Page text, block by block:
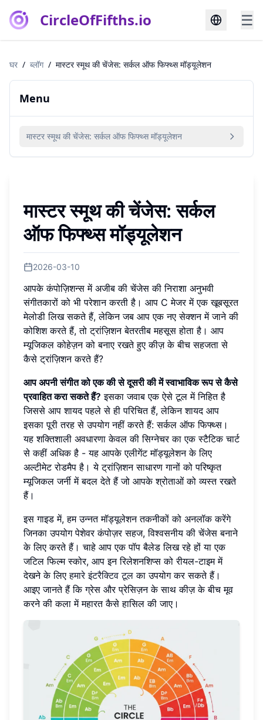
CircleOfFifths.io ☰
घर / ब्लॉग / मास्टर स्मूथ की चेंजेस: सर्कल ऑफ फिफ्थ्स मॉड्यूलेशन
Menu
मास्टर स्मूथ की चेंजेस: सर्कल ऑफ फिफ्थ्स मॉड्यूलेशन
मास्टर स्मूथ की चेंजेस: सर्कल
ऑफ फिफ्थ्स मॉड्यूलेशन
2026-03-10
आपके कंपोज़िशन्स में अजीब की चेंजेस की निराशा अनुभवी
संगीतकारों को भी परेशान करती है। आप C मेजर में एक खूबसूरत
मेलोडी लिख सकते हैं, लेकिन जब आप एक नए सेक्शन में जाने की
कोशिश करते हैं, तो ट्रांज़िशन बेतरतीब महसूस होता है। आप
म्यूजिकल कोहेज़न को बनाए रखते हुए कीज़ के बीच सहजता से
कैसे ट्रांज़िशन करते हैं?
आप अपनी संगीत को एक की से दूसरी की में स्वाभाविक रूप से कैसे
प्रवाहित करा सकते हैं? इसका जवाब एक ऐसे टूल में निहित है
जिससे आप शायद पहले से ही परिचित हैं, लेकिन शायद आप
इसका पूरी तरह से उपयोग नहीं करते हैं: सर्कल ऑफ फिफ्थ्स।
यह शक्तिशाली अवधारणा केवल की सिग्नेचर का एक स्टैटिक चार्ट
से कहीं अधिक है - यह आपके एलीगेंट मॉड्यूलेशन के लिए
अल्टीमेट रोडमैप है। ये ट्रांज़िशन साधारण गानों को परिष्कृत
म्यूजिकल जर्नी में बदल देते हैं जो आपके श्रोताओं को व्यस्त रखते
हैं।
इस गाइड में, हम उन्नत मॉड्यूलेशन तकनीकों को अनलॉक करेंगे
जिनका उपयोग पेशेवर कंपोज़र सहज, विश्वसनीय की चेंजेस बनाने
के लिए करते हैं। चाहे आप एक पॉप बैलेड लिख रहे हों या एक
जटिल फिल्म स्कोर, आप इन रिलेशनशिप्स को रीयल-टाइम में
देखने के लिएहमारे इंटरैक्टिव टूल का उपयोग कर सकते हैं।
आइए जानते हैं कि ग्रेस और प्रेसिज़न के साथ कीज़ के बीच मूव
करने की कला में महारत कैसे हासिल की जाए।